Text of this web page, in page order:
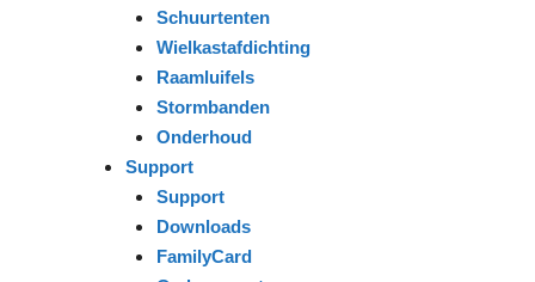
Schuurtenten
Wielkastafdichting
Raamluifels
Stormbanden
Onderhoud
Support
Support
Downloads
FamilyCard